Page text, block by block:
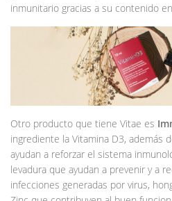
inmunitario gracias a su contenido
Otro producto que tiene Vitae es
ingrediente la Vitamina D3, además
ayudan a reforzar el sistema
levadura que ayudan a prevenir y a
infecciones generadas por virus,